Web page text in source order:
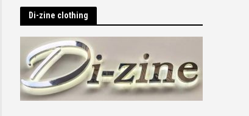
Di-zine clothing